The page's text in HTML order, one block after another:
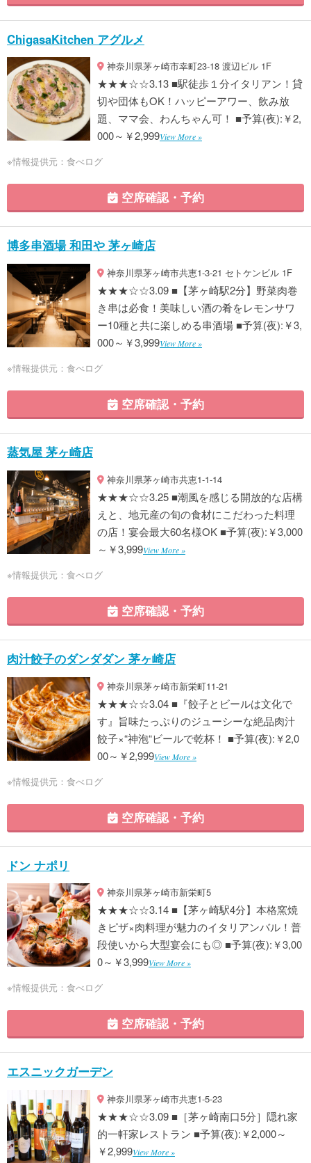
ChigasaKitchen アグルメ
神奈川県茅ヶ崎市幸町23-18 渡辺ビル 1F
★★★☆☆3.13 ■駅徒歩１分イタリアン！貸
切や団体もOK！ハッピーアワー、飲み放
題、ママ会、わんちゃん可！ ■予算(夜):￥2,
000～￥2,999View More »
※情報提供元：食べログ
空席確認・予約
博多串酒場 和田や 茅ヶ崎店
神奈川県茅ヶ崎市共恵1-3-21 セトケンビル 1F
★★★☆☆3.09 ■【茅ヶ崎駅2分】野菜肉巻
き串は必食！美味しい酒の肴をレモンサワ
ー10種と共に楽しめる串酒場 ■予算(夜):￥3,
000～￥3,999View More »
※情報提供元：食べログ
空席確認・予約
蒸気屋 茅ヶ崎店
神奈川県茅ヶ崎市共恵1-1-14
★★★☆☆3.25 ■潮風を感じる開放的な店構
えと、地元産の旬の食材にこだわった料理
の店！宴会最大60名様OK ■予算(夜):￥3,000
～￥3,999View More »
※情報提供元：食べログ
空席確認・予約
肉汁餃子のダンダダン 茅ヶ崎店
神奈川県茅ヶ崎市新栄町11-21
★★★☆☆3.04 ■『餃子とビールは文化で
す』旨味たっぷりのジューシーな絶品肉汁
餃子×“神泡“ビールで乾杯！ ■予算(夜):￥2,0
00～￥2,999View More »
※情報提供元：食べログ
空席確認・予約
ドン ナポリ
神奈川県茅ヶ崎市新栄町5
★★★☆☆3.14 ■【茅ヶ崎駅4分】本格窯焼
きピザ×肉料理が魅力のイタリアンバル！普
段使いから大型宴会にも◎ ■予算(夜):￥3,00
0～￥3,999View More »
※情報提供元：食べログ
空席確認・予約
エスニックガーデン
神奈川県茅ヶ崎市共恵1-5-23
★★★☆☆3.09 ■［茅ヶ崎南口5分］隠れ家
的一軒家レストラン ■予算(夜):￥2,000～
￥2,999View More »